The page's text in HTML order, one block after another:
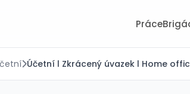
Práce
Účetní l Zkrácený úvazek l Home